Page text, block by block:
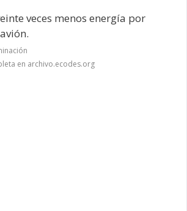
veces menos energía por
en archivo.ecodes.org